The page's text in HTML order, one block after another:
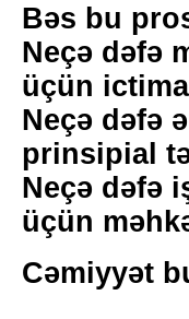
Bəs bu
Neçə dəfə
üçün
Neçə dəfə
prinsipial
Neçə dəfə
üçün
Cəmiyyət